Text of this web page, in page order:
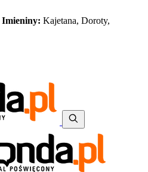
Imieniny: Kajetana, Doroty,